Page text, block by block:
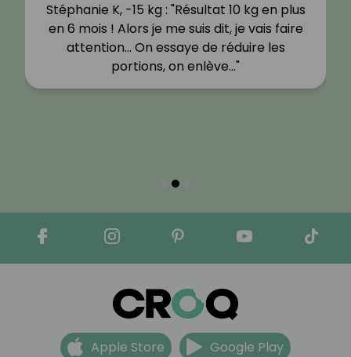
Stéphanie K, -15 kg : "Résultat 10 kg en plus
en 6 mois ! Alors je me suis dit, je vais faire
attention… On essaye de réduire les
portions, on enlève…"
Apple Store Google Play